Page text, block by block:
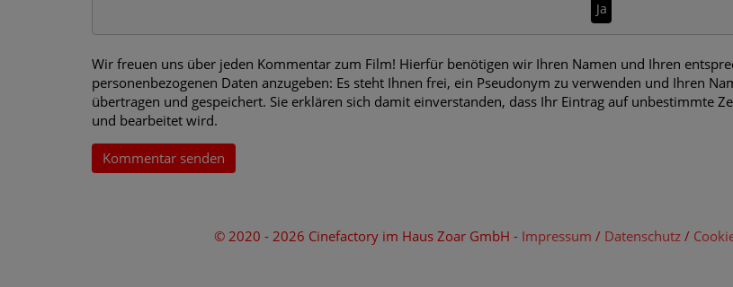
Ja
Wir freuen uns über jeden Kommentar zum Film! Hierfür benötigen wir Ihren Namen und Ihren
personenbezogenen Daten anzugeben: Es steht Ihnen frei, ein Pseudonym zu verwenden und Ihren
übertragen und gespeichert. Sie erklären sich damit einverstanden, dass Ihr Eintrag auf unbestimmte
und bearbeitet wird.
Kommentar senden
© 2020 - 2026 Cinefactory im Haus Zoar GmbH - Impressum / Datenschutz/